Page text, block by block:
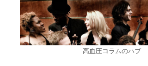
高血圧コラムのハブ